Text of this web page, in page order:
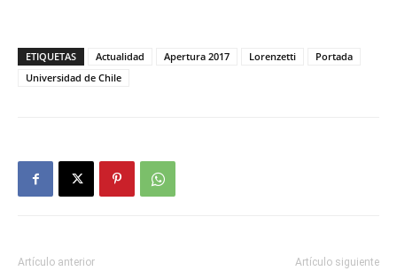
ETIQUETAS Actualidad Apertura 2017 Lorenzetti
Portada
Universidad de Chile
Artículo anterior Artículo siguiente